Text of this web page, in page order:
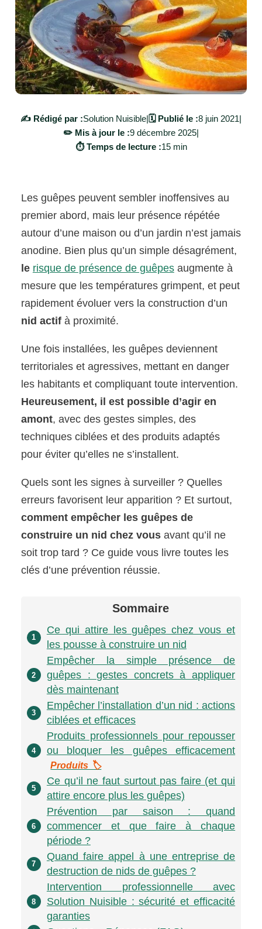
✍️ Rédigé par :Solution Nuisible|🗓️ Publié le :8 juin 2021|
✏️ Mis à jour le :9 décembre 2025|
⏱️ Temps de lecture :15 min
Les guêpes peuvent sembler inoffensives au
premier abord, mais leur présence répétée
autour d’une maison ou d’un jardin n’est jamais
anodine. Bien plus qu’un simple désagrément,
le risque de présence de guêpesaugmente à
mesure que les températures grimpent, et peut
rapidement évoluer vers la construction d’un
nid actifà proximité.
Une fois installées, les guêpes deviennent
territoriales et agressives, mettant en danger
les habitants et compliquant toute intervention.
Heureusement, il est possible d’agir en
amont, avec des gestes simples, des
techniques ciblées et des produits adaptés
pour éviter qu’elles ne s’installent.
Quels sont les signes à surveiller ? Quelles
erreurs favorisent leur apparition ? Et surtout,
comment empêcher les guêpes de
construire un nid chez vousavant qu’il ne
soit trop tard ? Ce guide vous livre toutes les
clés d’une prévention réussie.
Sommaire
1
Ce qui attire les guêpes chez vous et
les pousse à construire un nid
2
Empêcher la simple présence de
guêpes : gestes concrets à appliquer
dès maintenant
3
Empêcher l’installation d’un nid : actions
ciblées et efficaces
4
Produits professionnels pour repousser
ou bloquer les guêpes efficacement
Produits 🏷️
5
Ce qu’il ne faut surtout pas faire (et qui
attire encore plus les guêpes)
6
Prévention par saison : quand
commencer et que faire à chaque
période ?
7
Quand faire appel à une entreprise de
destruction de nids de guêpes ?
8
Intervention professionnelle avec
Solution Nuisible : sécurité et efficacité
garanties